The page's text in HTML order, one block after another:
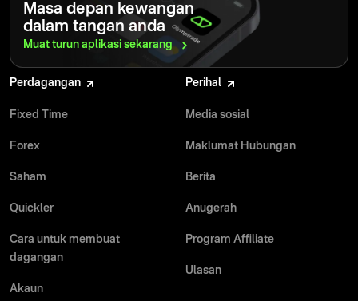
Masa depan kewangan
dalam tangan anda
Muat turun aplikasi sekarang
Perdagangan
Fixed Time
Forex
Saham
Quickler
Cara untuk membuat
dagangan
Akaun
Perihal
Media sosial
Maklumat Hubungan
Berita
Anugerah
Program Affiliate
Ulasan